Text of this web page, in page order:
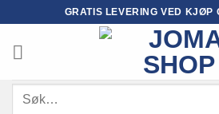
content
GRATIS LEVERING VED KJØP
Søk